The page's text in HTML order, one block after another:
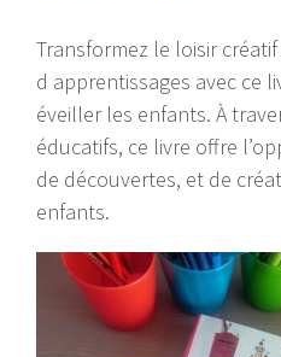
Transformez le loisir
d apprentissages avec ce
éveiller les enfants. À
éducatifs, ce livre offre
de découvertes, et de
enfants.